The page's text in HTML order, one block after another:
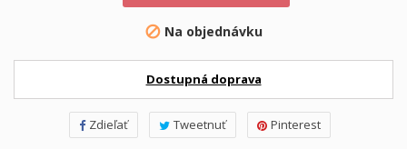
 Na objednávku
Dostupná doprava
Zdieľať Tweetnuť Pinterest